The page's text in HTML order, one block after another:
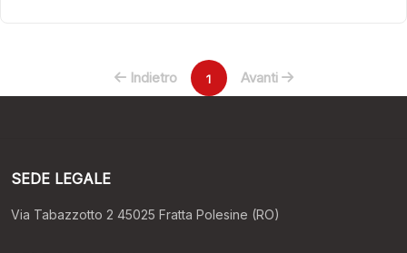
Indietro 1 Avanti
SEDE LEGALE
Via Tabazzotto 2 45025 Fratta Polesine (RO)